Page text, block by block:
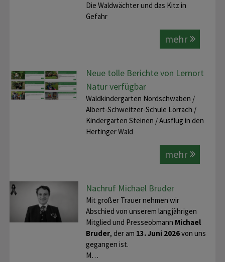
Die Waldwächter und das Kitz in
Gefahr
mehr
Neue tolle Berichte von Lernort
Natur verfügbar
Waldkindergarten Nordschwaben /
Albert-Schweitzer-Schule Lörrach /
Kindergarten Steinen / Ausflug in den
Hertinger Wald
mehr
Nachruf Michael Bruder
Mit großer Trauer nehmen wir
Abschied von unserem langjährigen
Mitglied und Presseobmann Michael
Bruder, der am 13. Juni 2026von uns
gegangen ist.
M…